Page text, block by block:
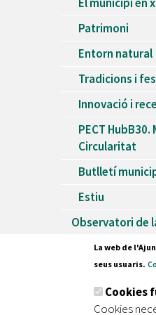
Patrimoni
Entorn natural
Tradicions i
Innovació i
PECT HubB30.
Circularitat
Butlletí
Estiu
Observatori de
La web de
seus usuaris.
Cookies
Cookies